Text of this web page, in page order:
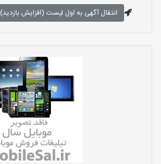
انتقال آگهی به اول لیست (افزایش بازدید)